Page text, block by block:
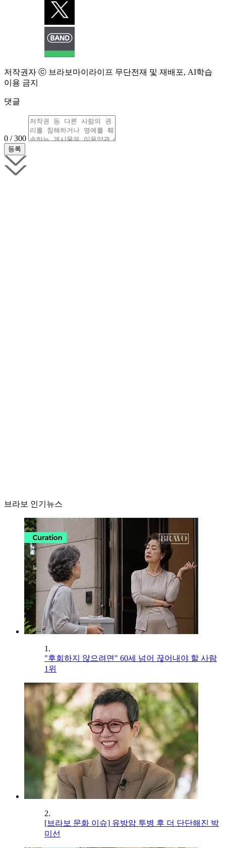
저작권자 ⓒ 브라보마이라이프 무단전재 및 재배포, AI학습
이용 금지
댓글
0 / 300
브라보 인기뉴스
1.
"후회하지 않으려면" 60세 넘어 끊어내야 할 사람
1위
2.
[브라보 문화 이슈] 유방암 투병 후 더 단단해진 박
미선